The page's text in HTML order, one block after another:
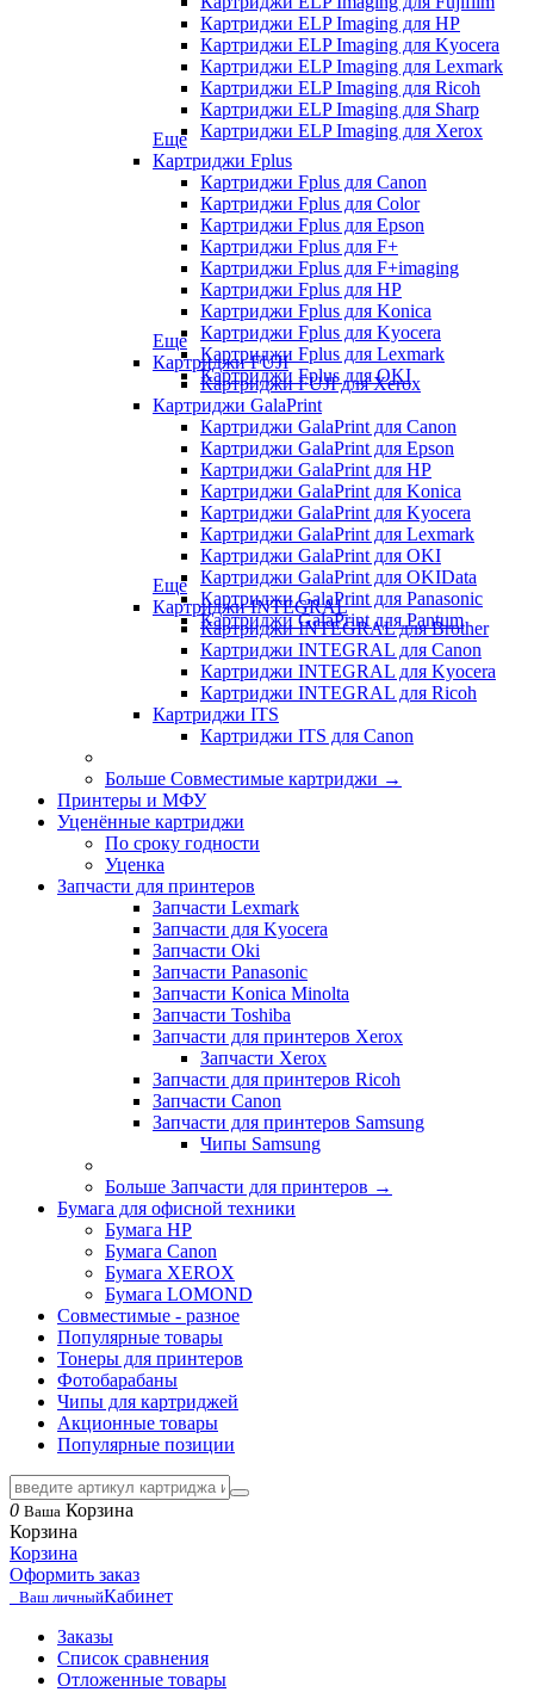
Картриджи ELP Imaging для HP
Картриджи ELP Imaging для Kyocera
Картриджи ELP Imaging для Lexmark
Картриджи ELP Imaging для Ricoh
Картриджи ELP Imaging для Sharp
Картриджи ELP Imaging для Xerox
Еще
Картриджи Fplus
Картриджи Fplus для Canon
Картриджи Fplus для Color
Картриджи Fplus для Epson
Картриджи Fplus для F+
Картриджи Fplus для F+imaging
Картриджи Fplus для HP
Картриджи Fplus для Konica
Картриджи Fplus для Kyocera
Картриджи Fplus для Lexmark
Картриджи Fplus для OKI
Еще
Картриджи FUJI
Картриджи FUJI для Xerox
Картриджи GalaPrint
Картриджи GalaPrint для Canon
Картриджи GalaPrint для Epson
Картриджи GalaPrint для HP
Картриджи GalaPrint для Konica
Картриджи GalaPrint для Kyocera
Картриджи GalaPrint для Lexmark
Картриджи GalaPrint для OKI
Картриджи GalaPrint для OKIData
Картриджи GalaPrint для Panasonic
Картриджи GalaPrint для Pantum
Еще
Картриджи INTEGRAL
Картриджи INTEGRAL для Brother
Картриджи INTEGRAL для Canon
Картриджи INTEGRAL для Kyocera
Картриджи INTEGRAL для Ricoh
Картриджи ITS
Картриджи ITS для Canon
Больше Совместимые картриджи →
Принтеры и МФУ
Уценённые картриджи
По сроку годности
Уценка
Запчасти для принтеров
Запчасти Lexmark
Запчасти для Kyocera
Запчасти Oki
Запчасти Panasonic
Запчасти Koniсa Minolta
Запчасти Toshiba
Запчасти для принтеров Xerox
Запчасти Xerox
Запчасти для принтеров Ricoh
Запчасти Canon
Запчасти для принтеров Samsung
Чипы Samsung
Больше Запчасти для принтеров →
Бумага для офисной техники
Бумага HP
Бумага Canon
Бумага XEROX
Бумага LOMOND
Совместимые - разное
Популярные товары
Тонеры для принтеров
Фотобарабаны
Чипы для картриджей
Акционные товары
Популярные позиции
0 Ваша Корзина
Корзина
Корзина
Оформить заказ
Ваш личныйКабинет
Заказы
Список сравнения
Отложенные товары